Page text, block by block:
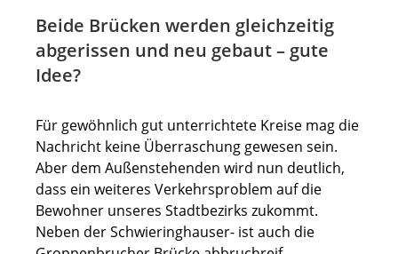
Beide Brücken werden gleichzeitig
abgerissen und neu gebaut – gute
Idee?
Für gewöhnlich gut unterrichtete Kreise mag die
Nachricht keine Überraschung gewesen sein.
Aber dem Außenstehenden wird nun deutlich,
dass ein weiteres Verkehrsproblem auf die
Bewohner unseres Stadtbezirks zukommt.
Neben der Schwieringhauser- ist auch die